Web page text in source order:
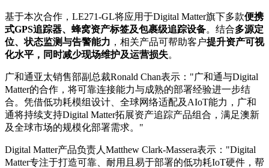
基于本次合作，LE271-GL将应用于Digital Matter旗下多款便携
式GPS追踪器、蜂窝资产标签及包裹级追踪设备。结合多源定
位、状态监测与告警能力 ，相关产品可帮助客户提升资产可视
化水平，同时减少现场维护及运营损失。
广和通亚太销售部副总裁Ronald Chan表示："广和通与Digital
Matter的合作，将可靠连接能力与成熟的部署经验进一步结
合。凭借低功耗模组设计、全球网络适配及AIoT能力，广和
通将持续支持Digital Matter拓展资产追踪产品组合，满足澳新
及全球市场的规模化部署需求。"
Digital Matter产品负责人Matthew Clark-Massera表示："Digital
Matter专注于打造可靠、耐用且易于部署的低功耗IoT硬件，帮